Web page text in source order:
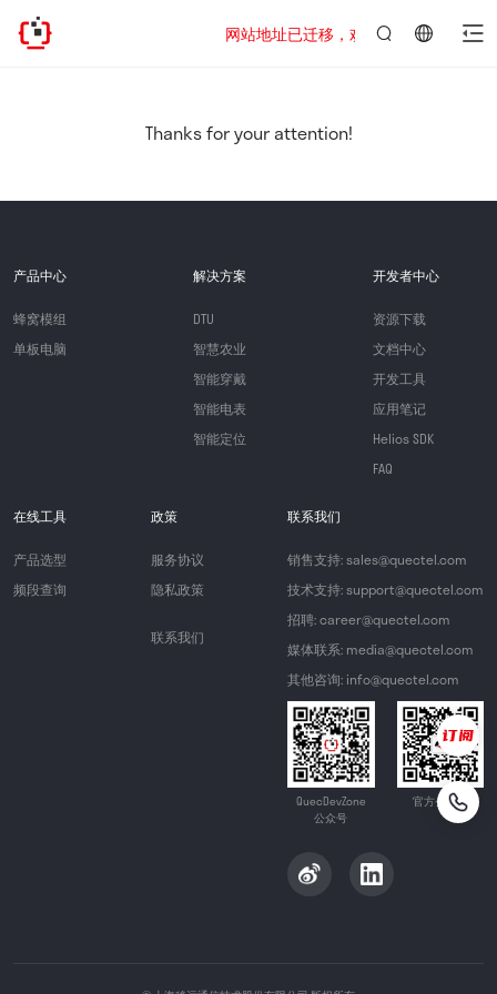
网站地址已迁移，欢迎访问新址：
Thanks for your attention!
产品中心
蜂窝模组
单板电脑
解决方案
DTU
智慧农业
智能穿戴
智能电表
智能定位
开发者中心
资源下载
文档中心
开发工具
应用笔记
Helios SDK
FAQ
在线工具
产品选型
频段查询
政策
服务协议
隐私政策
联系我们
联系我们
销售支持: sales@quectel.com
技术支持: support@quectel.com
招聘: career@quectel.com
媒体联系: media@quectel.com
其他咨询: info@quectel.com
QuecDevZone
公众号
官方公众号